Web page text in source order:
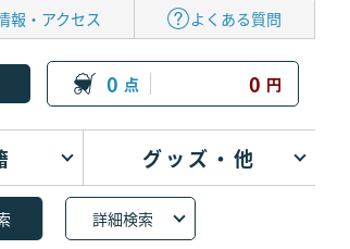
報・アクセス よくある質問
0 点 0 円
グッズ・他
詳細検索